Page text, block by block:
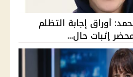
ريم محمد: أوراق إجابة التظلم
إثبات حال...